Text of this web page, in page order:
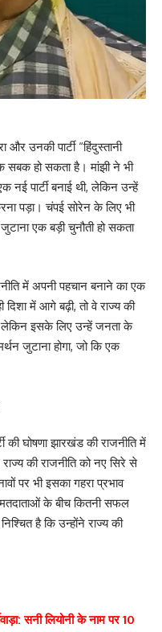
और उनकी पार्टी “हिंदुस्तानी
सबक हो सकता है। मांझी ने भी
पार्टी बनाई थी, लेकिन उन्हें
पड़ा। चंपई सोरेन के लिए भी
एक बड़ी चुनौती हो सकता
में अपनी पहचान बनाने का एक
में आगे बढ़ी, तो वे राज्य की
लेकिन इसके लिए उन्हें जनता के
जुटाना होगा, जो कि एक
की घोषणा झारखंड की राजनीति में
की राजनीति को नए सिरे से
पर भी इसका गहरा प्रभाव
के बीच कितनी सफल
है कि उन्होंने राज्य की
सनी लियोनी के नाम पर 10